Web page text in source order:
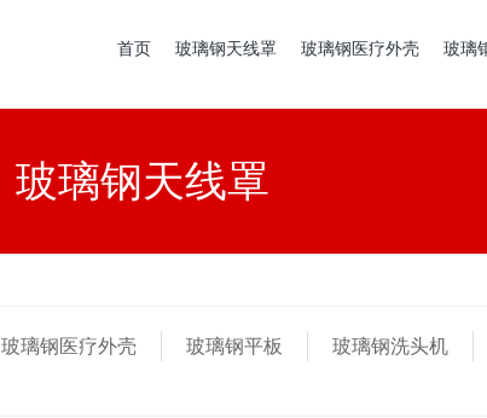
首页 玻璃钢天线罩 玻璃钢医疗外壳 玻璃
玻璃钢天线罩
玻璃钢医疗外壳 玻璃钢平板 玻璃钢洗头机